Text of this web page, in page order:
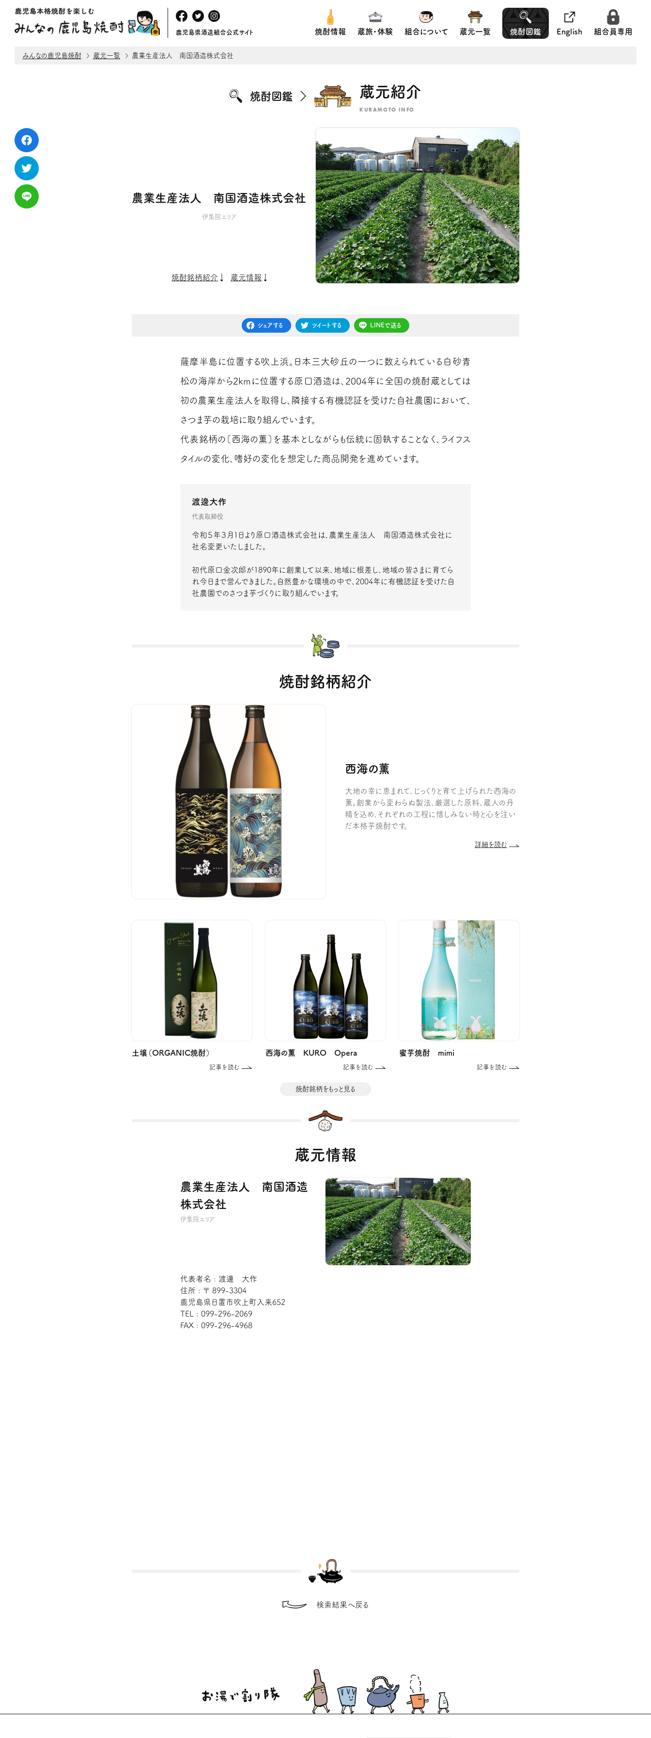
鹿児島県酒造組合公式サイト 焼酎情報 蔵旅・体験 組合について 蔵元一覧 焼酎図鑑 English 組合員専用
みんなの鹿児島焼酎 蔵元一覧 農業生産法人 南国酒造株式会社
焼酎図鑑 蔵元紹介
KURAMOTO INFO
農業生産法人 南国酒造株式会社
伊集院エリア
焼酎銘柄紹介 蔵元情報
シェアする ツイートする LINEで送る
薩摩半島に位置する吹上浜。日本三大砂丘の一つに数えられている白砂青
松の海岸から2kmに位置する原口酒造は、2004年に全国の焼酎蔵としては
初の農業生産法人を取得し、隣接する有機認証を受けた自社農園において、
さつま芋の栽培に取り組んでいます。
代表銘柄の〔西海の薫〕を基本としながらも伝統に固執することなく、ライフス
タイルの変化、嗜好の変化を想定した商品開発を進めています。
渡邊大作
代表取締役
令和５年３月１日より原口酒造株式会社は、農業生産法人 南国酒造株式会社に
社名変更いたしました。
初代原口金次郎が1890年に創業して以来、地域に根差し、地域の皆さまに育てら
れ今日まで営んできました。自然豊かな環境の中で、2004年に有機認証を受けた自
社農園でのさつま芋づくりに取り組んでいます。
焼酎銘柄紹介
西海の薫
大地の幸に恵まれて、じっくりと育て上げられた西海の
薫。創業から変わらぬ製法、厳選した原料、蔵人の丹
精を込め、それぞれの工程に惜しみない時と心を注い
だ本格芋焼酎です。
詳細を読む
土壌（ORGANIC焼酎）
記事を読む
西海の薫 KURO Opera
記事を読む
蜜芋焼酎 mimi
記事を読む
焼酎銘柄をもっと見る
蔵元情報
農業生産法人 南国酒造
株式会社
伊集院エリア
代表者名 : 渡邊 大作
住所 : 〒 899-3304
鹿児島県日置市吹上町入来652
TEL : 099-296-2069
FAX : 099-296-4968
検索結果へ戻る